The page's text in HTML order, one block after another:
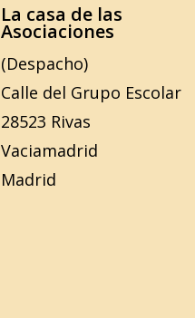
La casa de las
Asociaciones
(Despacho)
Calle del Grupo Escolar
28523 Rivas
Vaciamadrid
Madrid